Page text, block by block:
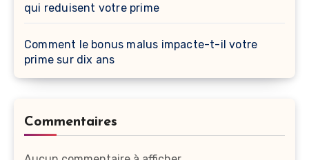
qui reduisent votre prime
Comment le bonus malus impacte-t-il votre
prime sur dix ans
Commentaires